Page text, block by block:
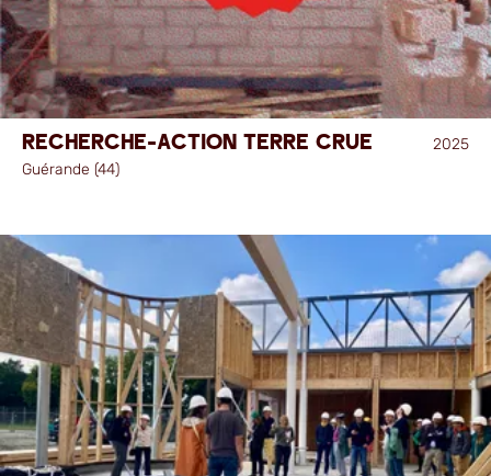
Recherche-action terre crue
Guérande (44)
2025